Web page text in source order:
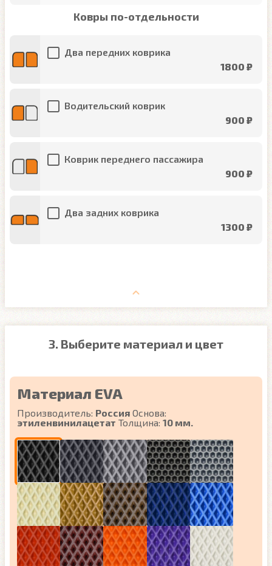
Ковры по-отдельности
Два передних коврика
1800 ₽
Водительский коврик
900 ₽
Коврик переднего пассажира
900 ₽
Два задних коврика
1300 ₽
3. Выберите материал и цвет
Материал EVA
Производитель: Россия Основа:
этиленвинилацетат Толщина: 10 мм.